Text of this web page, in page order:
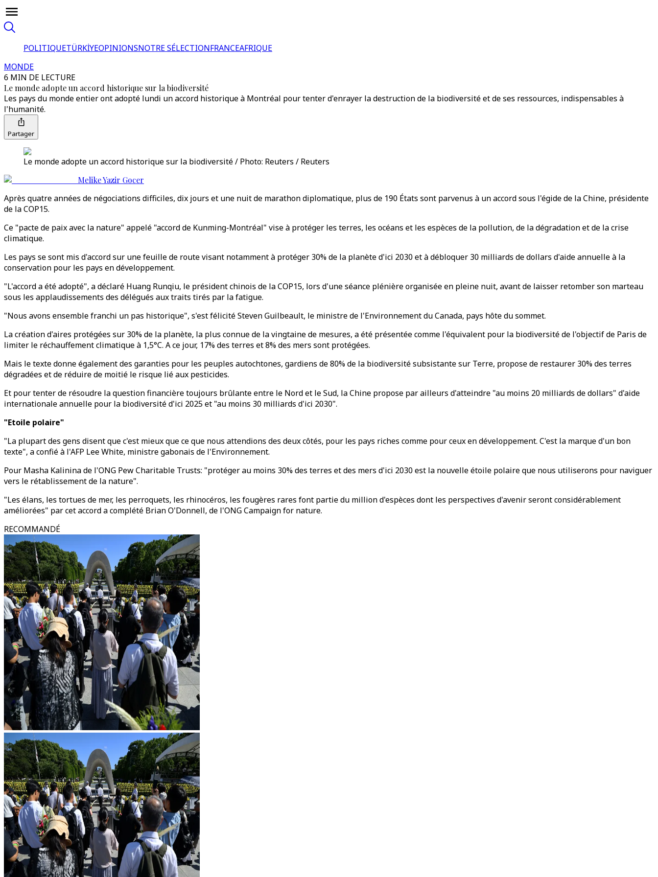
POLITIQUETÜRKİYEOPINIONSNOTRE SÉLECTIONFRANCEAFRIQUE
MONDE
6 MIN DE LECTURE
Le monde adopte un accord historique sur la biodiversité
Les pays du monde entier ont adopté lundi un accord historique à Montréal pour tenter d'enrayer la destruction de la biodiversité et de ses ressources, indispensables à
l'humanité.
Partager
Le monde adopte un accord historique sur la biodiversité / Photo: Reuters / Reuters
Melike Yazir Gocer
Après quatre années de négociations difficiles, dix jours et une nuit de marathon diplomatique, plus de 190 États sont parvenus à un accord sous l'égide de la Chine, présidente
de la COP15.
Ce "pacte de paix avec la nature" appelé "accord de Kunming-Montréal" vise à protéger les terres, les océans et les espèces de la pollution, de la dégradation et de la crise
climatique.
Les pays se sont mis d'accord sur une feuille de route visant notamment à protéger 30% de la planète d'ici 2030 et à débloquer 30 milliards de dollars d'aide annuelle à la
conservation pour les pays en développement.
"L'accord a été adopté", a déclaré Huang Runqiu, le président chinois de la COP15, lors d'une séance plénière organisée en pleine nuit, avant de laisser retomber son marteau
sous les applaudissements des délégués aux traits tirés par la fatigue.
"Nous avons ensemble franchi un pas historique", s'est félicité Steven Guilbeault, le ministre de l'Environnement du Canada, pays hôte du sommet.
La création d'aires protégées sur 30% de la planète, la plus connue de la vingtaine de mesures, a été présentée comme l'équivalent pour la biodiversité de l'objectif de Paris de
limiter le réchauffement climatique à 1,5°C. A ce jour, 17% des terres et 8% des mers sont protégées.
Mais le texte donne également des garanties pour les peuples autochtones, gardiens de 80% de la biodiversité subsistante sur Terre, propose de restaurer 30% des terres
dégradées et de réduire de moitié le risque lié aux pesticides.
Et pour tenter de résoudre la question financière toujours brûlante entre le Nord et le Sud, la Chine propose par ailleurs d'atteindre "au moins 20 milliards de dollars" d'aide
internationale annuelle pour la biodiversité d'ici 2025 et "au moins 30 milliards d'ici 2030".
"Etoile polaire"
"La plupart des gens disent que c'est mieux que ce que nous attendions des deux côtés, pour les pays riches comme pour ceux en développement. C'est la marque d'un bon
texte", a confié à l'AFP Lee White, ministre gabonais de l'Environnement.
Pour Masha Kalinina de l'ONG Pew Charitable Trusts: "protéger au moins 30% des terres et des mers d'ici 2030 est la nouvelle étoile polaire que nous utiliserons pour naviguer
vers le rétablissement de la nature".
"Les élans, les tortues de mer, les perroquets, les rhinocéros, les fougères rares font partie du million d'espèces dont les perspectives d'avenir seront considérablement
améliorées" par cet accord a complété Brian O'Donnell, de l'ONG Campaign for nature.
RECOMMANDÉ